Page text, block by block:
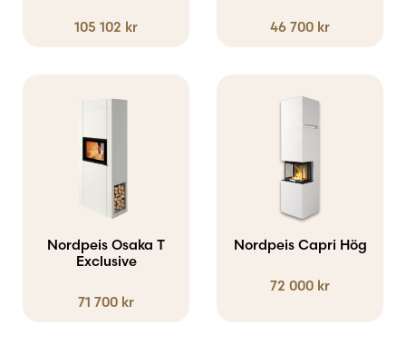
105 102 kr 46 700 kr
Nordpeis Osaka T
Exclusive
71 700 kr
Nordpeis Capri Hög
72 000 kr